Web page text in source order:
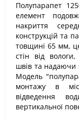
Полупарапет
елемент
накриття
конструкцій та
товщині 65 мм,
стін від вологи,
швів та надаючи
Модель
монтажу в
відведення
вертикальної